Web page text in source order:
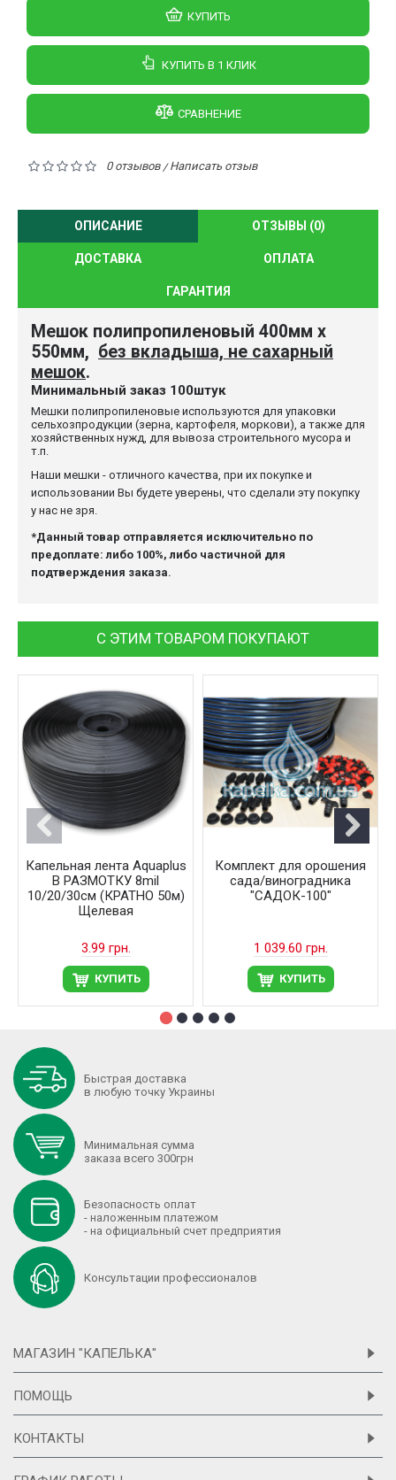
КУПИТЬ
КУПИТЬ В 1 КЛИК
СРАВНЕНИЕ
0 отзывов/Написать отзыв
ОПИСАНИЕ ОТЗЫВЫ (0)
ДОСТАВКА ОПЛАТА
ГАРАНТИЯ
Мешок полипропиленовый 400мм х
550мм, без вкладыша, не сахарный
мешок.
Минимальный заказ 100штук
Мешки полипропиленовые используются для упаковки
сельхозпродукции (зерна, картофеля, моркови), а также для
хозяйственных нужд, для вывоза строительного мусора и
т.п.
Наши мешки - отличного качества, при их покупке и
использовании Вы будете уверены, что сделали эту покупку
у нас не зря.
*Данный товар отправляется исключительно по
предоплате: либо 100%, либо частичной для
подтверждения заказа.
С ЭТИМ ТОВАРОМ ПОКУПАЮТ
Капельная лента Aquaplus
В РАЗМОТКУ 8mil
10/20/30см (КРАТНО 50м)
Щелевая
3.99 грн.
КУПИТЬ
Комплект для орошения
сада/виноградника
"САДОК-100"
1 039.60 грн.
КУПИТЬ
Быстрая доставка
в любую точку Украины
Минимальная сумма
заказа всего 300грн
Безопасность оплат
- наложенным платежом
- на официальный счет предприятия
Консультации профессионалов
МАГАЗИН "КАПЕЛЬКА"
ПОМОЩЬ
КОНТАКТЫ